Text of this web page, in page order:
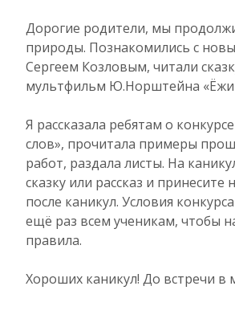
Дорогие родители, мы
природы. Познакомились с
Сергеем Козловым, читали
мультфильм Ю.Норштейна
Я рассказала ребятам о
слов», прочитала примеры
работ, раздала листы. На
сказку или рассказ и принесите
после каникул. Условия
ещё раз всем ученикам, чтобы
правила.
Хороших каникул! До встречи в